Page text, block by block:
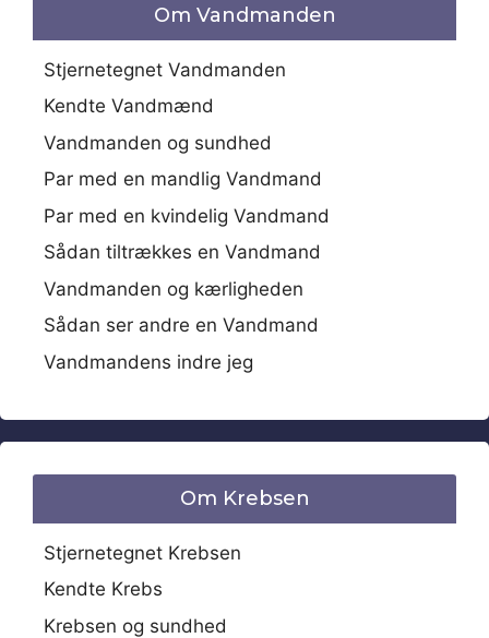
Om Vandmanden
Stjernetegnet Vandmanden
Kendte Vandmænd
Vandmanden og sundhed
Par med en mandlig Vandmand
Par med en kvindelig Vandmand
Sådan tiltrækkes en Vandmand
Vandmanden og kærligheden
Sådan ser andre en Vandmand
Vandmandens indre jeg
Om Krebsen
Stjernetegnet Krebsen
Kendte Krebs
Krebsen og sundhed